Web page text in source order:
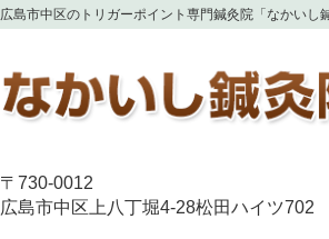
広島市中区のトリガーポイント専門鍼灸院「なかいし
〒730-0012
広島市中区上八丁堀4-28松田ハイツ702